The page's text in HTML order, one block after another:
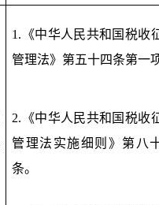
1.《中华人民共和国税收
管理法》第五十四条第一
2.《中华人民共和国税收
管理法实施细则》第八
条。